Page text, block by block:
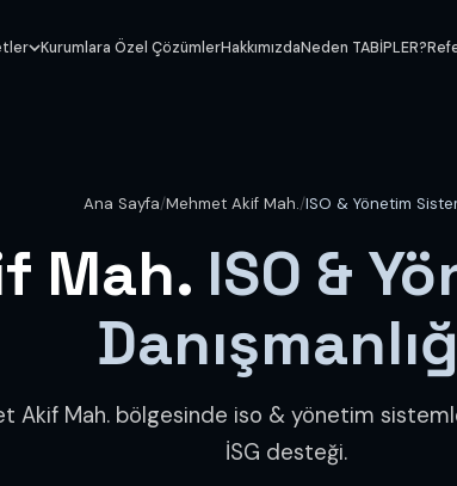
Kurumlara Özel ÇözümlerHakkımızdaNeden TABİPLER?
Ana Sayfa/Mehmet Akif Mah./ISO & Yönetim
Mah. ISO &
Akif Mah. bölgesinde iso & yönetim
İSG desteği.